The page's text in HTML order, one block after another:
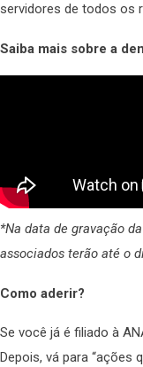
servidores de todos os
Saiba mais sobre a
*Na data de gravação
associados terão até o
Como aderir?
Se você já é filiado à
Depois, vá para “ações